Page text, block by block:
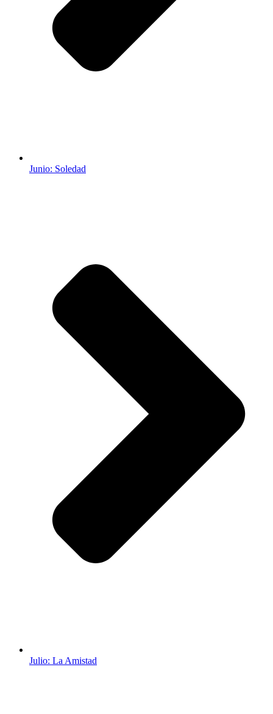
Junio: Soledad
Julio: La Amistad